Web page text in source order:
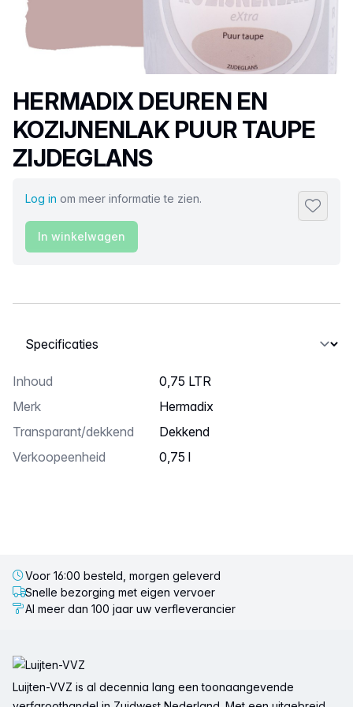
Productnaam
HERMADIX DEUREN EN
KOZIJNENLAK PUUR TAUPE
ZIJDEGLANS
Log in om meer informatie te zien.
In winkelwagen
Selecteer een tabblad
Inhoud
0,75 LTR
Merk
Hermadix
transparant/dekkend
dekkend
Verkoopeenheid
0,75 l
Voor 16:00 besteld, morgen geleverd
Snelle bezorging met eigen vervoer
Al meer dan 100 jaar uw verfleverancier
Luijten-VVZ is al decennia lang een toonaangevende